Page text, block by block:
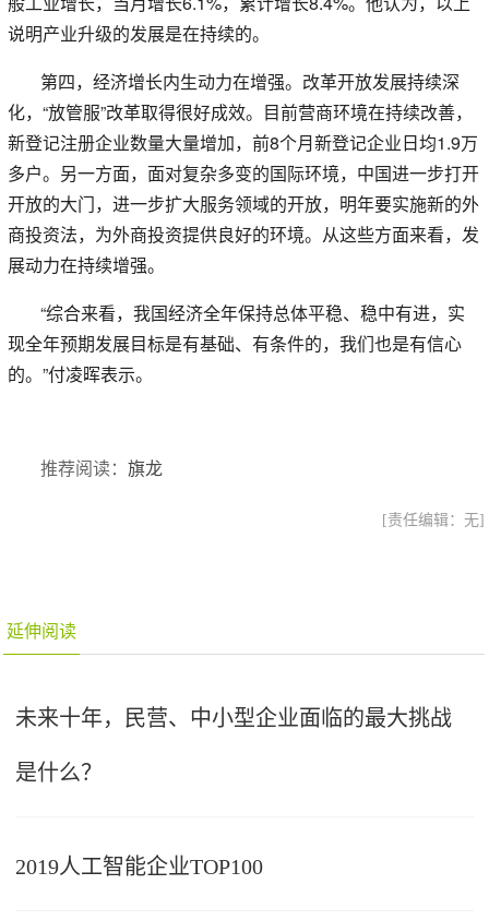
说明产业升级的发展是在持续的。
第四，经济增长内生动力在增强。改革开放发展持续深
化，“放管服”改革取得很好成效。目前营商环境在持续改善，
新登记注册企业数量大量增加，前8个月新登记企业日均1.9万
多户。另一方面，面对复杂多变的国际环境，中国进一步打开
开放的大门，进一步扩大服务领域的开放，明年要实施新的外
商投资法，为外商投资提供良好的环境。从这些方面来看，发
展动力在持续增强。
“综合来看，我国经济全年保持总体平稳、稳中有进，实
现全年预期发展目标是有基础、有条件的，我们也是有信心
的。”付凌晖表示。
推荐阅读：旗龙
[责任编辑：无]
延伸阅读
未来十年，民营、中小型企业面临的最大挑战
是什么？
2019人工智能企业TOP100